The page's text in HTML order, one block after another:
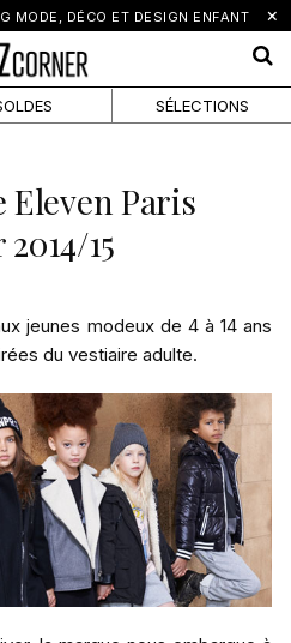
MODE, DÉCO ET DESIGN ENFANT ×
SÉLECTIONS
Paris
15
jeunes modeux de 4 à 14 ans
du vestiaire adulte.